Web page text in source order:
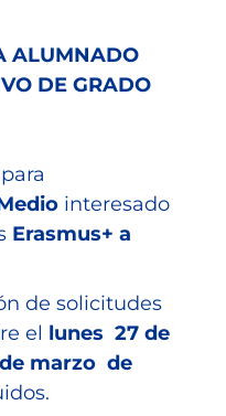
ALUMNADO
DE GRADO
para
interesado
Erasmus+ a
de solicitudes
el lunes 27 de
marzo de